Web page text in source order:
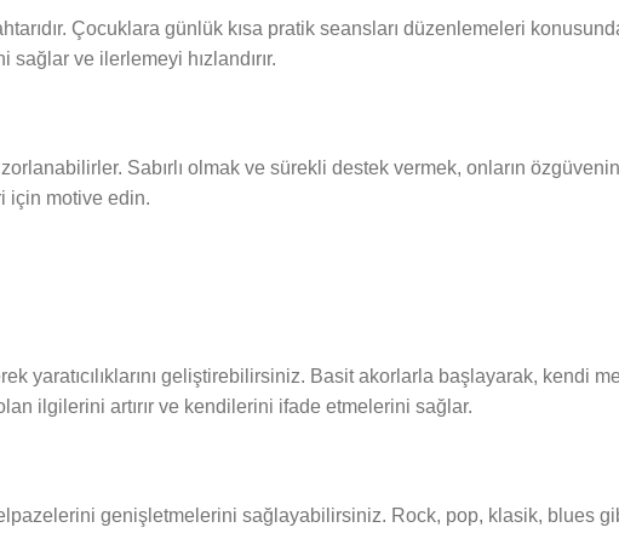
Çocuklara günlük kısa pratik seansları düzenlemeleri
ve ilerlemeyi hızlandırır.
Sabırlı olmak ve sürekli destek vermek, onların
için motive edin.
yaratıcılıklarını geliştirebilirsiniz. Basit akorlarla başlayarak, kendi
ilgilerini artırır ve kendilerini ifade etmelerini sağlar.
genişletmelerini sağlayabilirsiniz. Rock, pop, klasik, blues